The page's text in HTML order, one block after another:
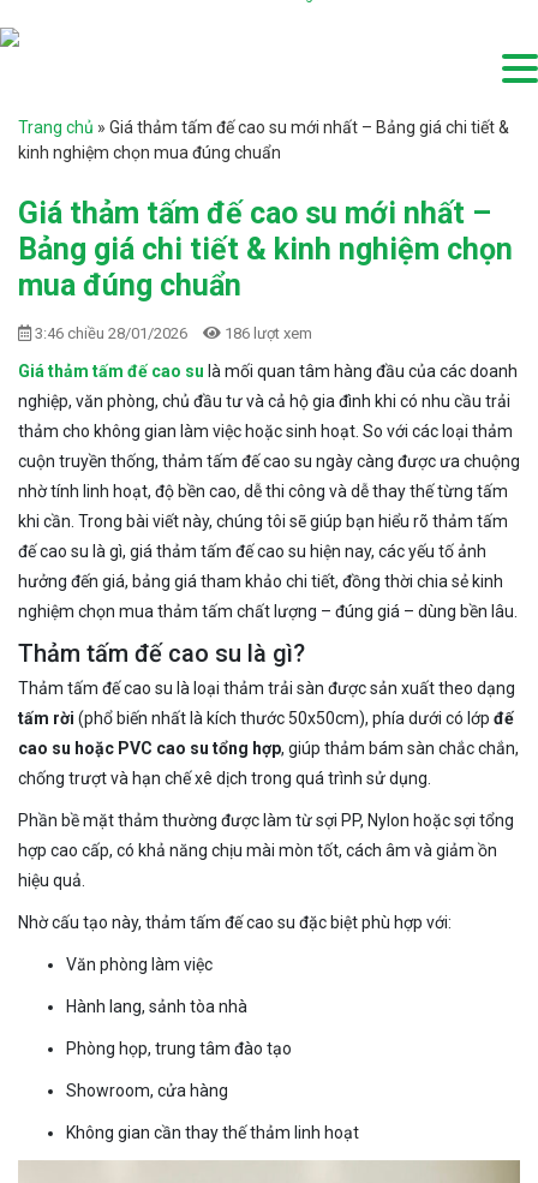
Trang chủ » Giá thảm tấm đế cao su mới nhất – Bảng giá chi tiết &
kinh nghiệm chọn mua đúng chuẩn
Giá thảm tấm đế cao su mới nhất –
Bảng giá chi tiết & kinh nghiệm chọn
mua đúng chuẩn
3:46 chiều 28/01/2026 186 lượt xem
Giá thảm tấm đế cao su là mối quan tâm hàng đầu của các doanh
nghiệp, văn phòng, chủ đầu tư và cả hộ gia đình khi có nhu cầu trải
thảm cho không gian làm việc hoặc sinh hoạt. So với các loại thảm
cuộn truyền thống, thảm tấm đế cao su ngày càng được ưa chuộng
nhờ tính linh hoạt, độ bền cao, dễ thi công và dễ thay thế từng tấm
khi cần. Trong bài viết này, chúng tôi sẽ giúp bạn hiểu rõ thảm tấm
đế cao su là gì, giá thảm tấm đế cao su hiện nay, các yếu tố ảnh
hưởng đến giá, bảng giá tham khảo chi tiết, đồng thời chia sẻ kinh
nghiệm chọn mua thảm tấm chất lượng – đúng giá – dùng bền lâu.
Thảm tấm đế cao su là gì?
Thảm tấm đế cao su là loại thảm trải sàn được sản xuất theo dạng
tấm rời (phổ biến nhất là kích thước 50x50cm), phía dưới có lớp đế
cao su hoặc PVC cao su tổng hợp, giúp thảm bám sàn chắc chắn,
chống trượt và hạn chế xê dịch trong quá trình sử dụng.
Phần bề mặt thảm thường được làm từ sợi PP, Nylon hoặc sợi tổng
hợp cao cấp, có khả năng chịu mài mòn tốt, cách âm và giảm ồn
hiệu quả.
Nhờ cấu tạo này, thảm tấm đế cao su đặc biệt phù hợp với:
Văn phòng làm việc
Hành lang, sảnh tòa nhà
Phòng họp, trung tâm đào tạo
Showroom, cửa hàng
Không gian cần thay thế thảm linh hoạt